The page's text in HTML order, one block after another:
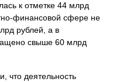
к отметке 44 млрд
финансовой сфере не
рублей, а в
свыше 60 млрд
что деятельность